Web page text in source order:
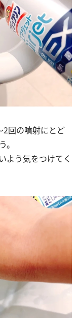
2回の噴射にとど
よう気をつけてく